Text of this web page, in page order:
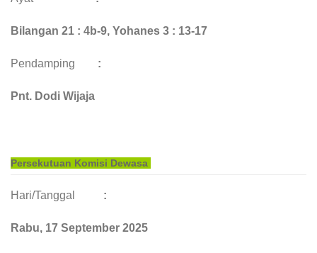
Bilangan 21 : 4b-9, Yohanes 3 : 13-17
Pendamping :
Pnt. Dodi Wijaja
Persekutuan Komisi Dewasa
Hari/Tanggal :
Rabu, 17 September 2025